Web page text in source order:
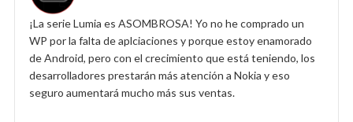
¡La serie Lumia es ASOMBROSA! Yo no he comprado un
WP por la falta de aplciaciones y porque estoy enamorado
de Android, pero con el crecimiento que está teniendo, los
desarrolladores prestarán más atención a Nokia y eso
seguro aumentará mucho más sus ventas.